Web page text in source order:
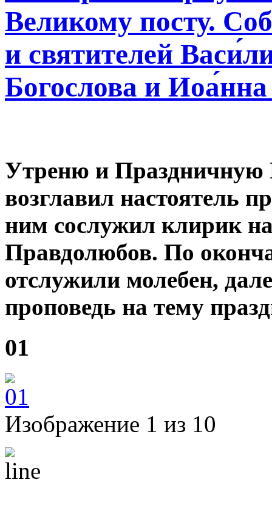
Великому посту.
и святителей
Богослова и Иоа́нна
Утреню и Праздничную
возглавил настоятель
ним сослужил клирик
Правдолюбов. По
отслужили молебен,
проповедь на тему
01
Изображение 1 из 10